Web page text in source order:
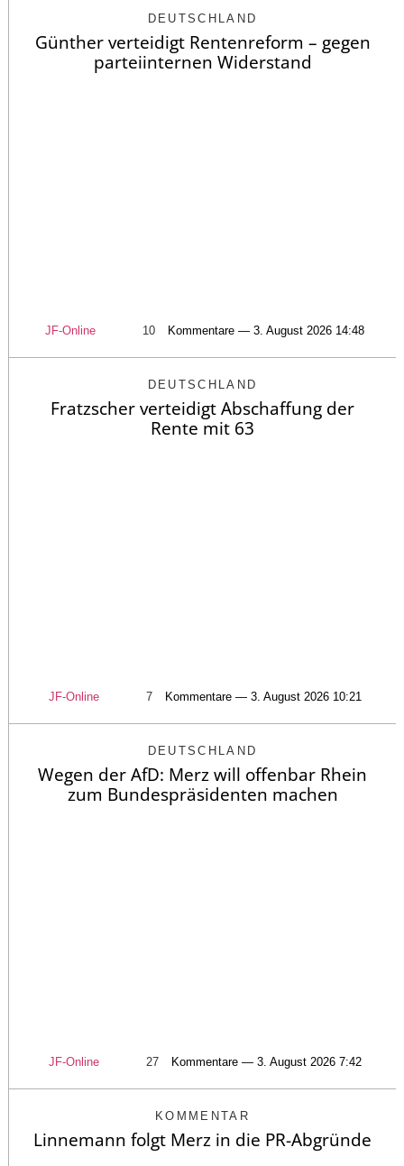
DEUTSCHLAND
Günther verteidigt Rentenreform – gegen
parteiinternen Widerstand
JF-Online 10 Kommentare — 3. August 2026 14:48
DEUTSCHLAND
Fratzscher verteidigt Abschaffung der
Rente mit 63
JF-Online 7 Kommentare — 3. August 2026 10:21
DEUTSCHLAND
Wegen der AfD: Merz will offenbar Rhein
zum Bundespräsidenten machen
JF-Online 27 Kommentare — 3. August 2026 7:42
KOMMENTAR
Linnemann folgt Merz in die PR-Abgründe